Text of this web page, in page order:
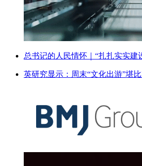
总书记的人民情怀｜“扎扎实实建
英研究显示：周末“文化出游”堪